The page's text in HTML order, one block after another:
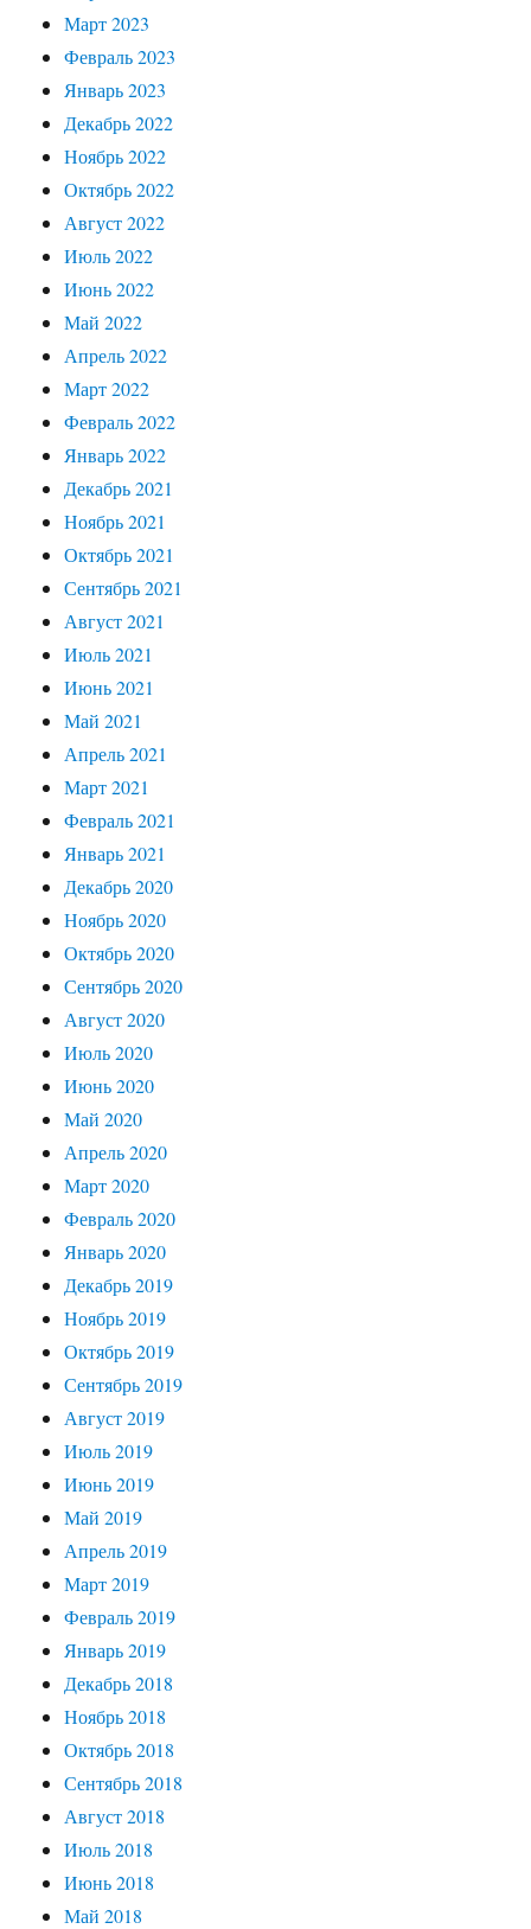
Март 2023
Февраль 2023
Январь 2023
Декабрь 2022
Ноябрь 2022
Октябрь 2022
Август 2022
Июль 2022
Июнь 2022
Май 2022
Апрель 2022
Март 2022
Февраль 2022
Январь 2022
Декабрь 2021
Ноябрь 2021
Октябрь 2021
Сентябрь 2021
Август 2021
Июль 2021
Июнь 2021
Май 2021
Апрель 2021
Март 2021
Февраль 2021
Январь 2021
Декабрь 2020
Ноябрь 2020
Октябрь 2020
Сентябрь 2020
Август 2020
Июль 2020
Июнь 2020
Май 2020
Апрель 2020
Март 2020
Февраль 2020
Январь 2020
Декабрь 2019
Ноябрь 2019
Октябрь 2019
Сентябрь 2019
Август 2019
Июль 2019
Июнь 2019
Май 2019
Апрель 2019
Март 2019
Февраль 2019
Январь 2019
Декабрь 2018
Ноябрь 2018
Октябрь 2018
Сентябрь 2018
Август 2018
Июль 2018
Июнь 2018
Май 2018